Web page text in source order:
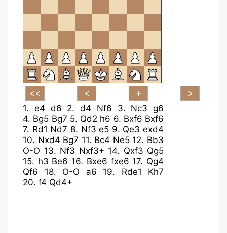
1. e4 d6 2. d4 Nf6 3. Nc3 g6
4. Bg5 Bg7 5. Qd2 h6 6. Bxf6 Bxf6
7. Rd1 Nd7 8. Nf3 e5 9. Qe3 exd4
10. Nxd4 Bg7 11. Bc4 Ne5 12. Bb3
O-O 13. Nf3 Nxf3+ 14. Qxf3 Qg5
15. h3 Be6 16. Bxe6 fxe6 17. Qg4
Qf6
18. O-O a6 19. Rde1
Kh7
20. f4 Qd4+